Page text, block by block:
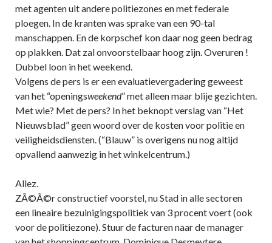
met agenten uit andere politiezones en met federale
ploegen. In de kranten was sprake van een 90-tal
manschappen. En de korpschef kon daar nog geen bedrag
op plakken. Dat zal onvoorstelbaar hoog zijn. Overuren !
Dubbel loon in het weekend.
Volgens de pers is er een evaluatievergadering geweest
van het “openingsweekend” met alleen maar blije gezichten.
Met wie? Met de pers? In het beknopt verslag van “Het
Nieuwsblad” geen woord over de kosten voor politie en
veiligheidsdiensten. (“Blauw” is overigens nu nog altijd
opvallend aanwezig in het winkelcentrum.)
Allez.
ZÃ©Ã©r constructief voorstel, nu Stad in alle sectoren
een lineaire bezuinigingspolitiek van 3 procent voert (ook
voor de politiezone). Stuur de facturen naar de manager